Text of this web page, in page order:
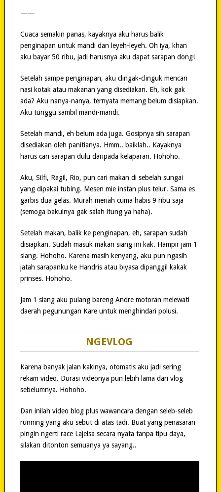
——
Cuaca semakin panas, kayaknya aku harus balik
penginapan untuk mandi dan leyeh-leyeh. Oh iya, khan
aku bayar 50 ribu, jadi harusnya aku dapat sarapan dong!
Setelah sampe penginapan, aku clingak-clinguk mencari
nasi kotak atau makanan yang disediakan. Eh, kok gak
ada? Aku nanya-nanya, ternyata memang belum disiapkan.
Aku tunggu sambil mandi-mandi.
Setelah mandi, eh belum ada juga. Gosipnya sih sarapan
disediakan oleh panitianya. Hmm.. baiklah.. Kayaknya
harus cari sarapan dulu daripada kelaparan. Hohoho.
Aku, Silfi, Ragil, Rio, pun cari makan di sebelah sungai
yang dipakai tubing. Mesen mie instan plus telur. Sama es
garbis dua gelas. Murah meriah cuma habis 9 ribu saja
(semoga bakulnya gak salah itung ya haha).
Setelah makan, balik ke penginapan, eh, sarapan sudah
disiapkan. Sudah masuk makan siang ini kak. Hampir jam 1
siang. Hohoho. Karena masih kenyang, aku pun ngasih
jatah sarapanku ke Handris atau biyasa dipanggil kakak
prinses. Hohoho.
Jam 1 siang aku pulang bareng Andre motoran melewati
daerah pegunungan Kare untuk menghindari polusi.
NGEVLOG
Karena banyak jalan kakinya, otomatis aku jadi sering
rekam video. Durasi videonya pun lebih lama dari vlog
sebelumnya. Hohoho.
Dan inilah video blog plus wawancara dengan seleb-seleb
running yang aku sebut di atas tadi. Buat yang penasaran
pingin ngerti race Lajelsa secara nyata tanpa tipu daya,
silakan ditonton semuanya ya sayang..